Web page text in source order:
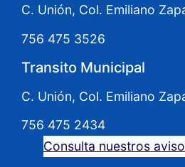
C. Unión, Col. Emiliano
756 475 3526
Transito Municipal
C. Unión, Col. Emiliano
756 475 2434
Consulta nuestros